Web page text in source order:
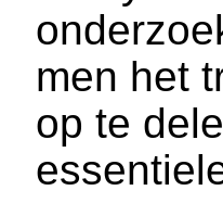
men het
op te